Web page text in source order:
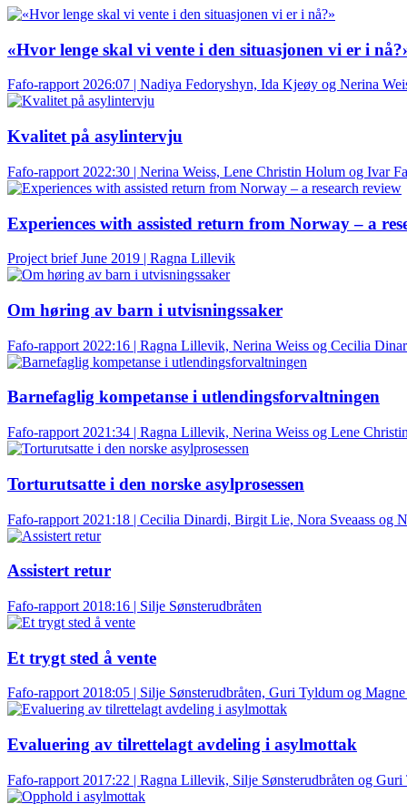
«Hvor lenge skal vi vente i den situasjonen vi er i
Fafo-rapport 2026:07 | Nadiya Fedoryshyn, Ida Kjeøy og Nerina
Kvalitet på asylintervju
Fafo-rapport 2022:30 | Nerina Weiss, Lene Christin Holum og Ivar
Experiences with assisted return from Norway – a
Project brief June 2019 | Ragna Lillevik
Om høring av barn i utvisningssaker
Fafo-rapport 2022:16 | Ragna Lillevik, Nerina Weiss og Cecilia
Barnefaglig kompetanse i utlendingsforvaltningen
Fafo-rapport 2021:34 | Ragna Lillevik, Nerina Weiss og Lene
Torturutsatte i den norske asylprosessen
Fafo-rapport 2021:18 | Cecilia Dinardi, Birgit Lie, Nora Sveaass og
Assistert retur
Fafo-rapport 2018:16 | Silje Sønsterudbråten
Et trygt sted å vente
Fafo-rapport 2018:05 | Silje Sønsterudbråten, Guri Tyldum og
Evaluering av tilrettelagt avdeling i asylmottak
Fafo-rapport 2017:22 | Ragna Lillevik, Silje Sønsterudbråten og